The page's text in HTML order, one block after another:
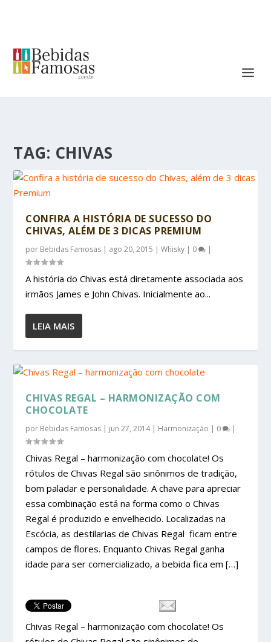
TAG: CHIVAS
CONFIRA A HISTÓRIA DE SUCESSO DO
CHIVAS, ALÉM DE 3 DICAS PREMIUM
por Bebidas Famosas | ago 20, 2015 |Whisky | 0 |
A história do Chivas está diretamente associada aos
irmãos James e John Chivas. Inicialmente ao...
LEIA MAIS
CHIVAS REGAL – HARMONIZAÇÃO COM
CHOCOLATE
por Bebidas Famosas | jun 27, 2014| Harmonização | 0 |
Chivas Regal – harmonização com chocolate! Os
rótulos de Chivas Regal são sinônimos de tradição,
bom paladar e personalidade. A chave para apreciar
essa combinação está na forma como o Chivas
Regal é produzido e envelhecido. Localizadas na
Escócia, as destilarias de Chivas Regal ficam entre
campos de flores. Enquanto Chivas Regal ganha
idade para ser comercializado, a bebida fica em […]
Chivas Regal – harmonização com chocolate! Os